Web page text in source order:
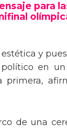
para
y
en un
de una